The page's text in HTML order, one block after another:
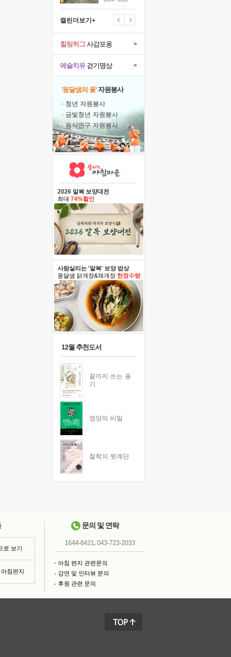
캘린더보기+
예술치유걷기명상 >
힐링허그사감포옹 >
'옹달샘의 꽃'자원봉사
· 청년 자원봉사
· 금빛청년 자원봉사
· 음식연구 자원봉사
2026 말복 보양대전
최대 74%할인
사람살리는 '말복' 보양 밥상
옹달샘 닭개장&채개장 한정수량
12월 추천도서
끝까지 쓰는 용
기
영양의 비밀
철학의 뒷계단
로 보기
침편지
문의 및 연락
1644-8421, 043-723-2033
아침 편지 관련문의
강연 및 인터뷰 문의
후원 관련 문의